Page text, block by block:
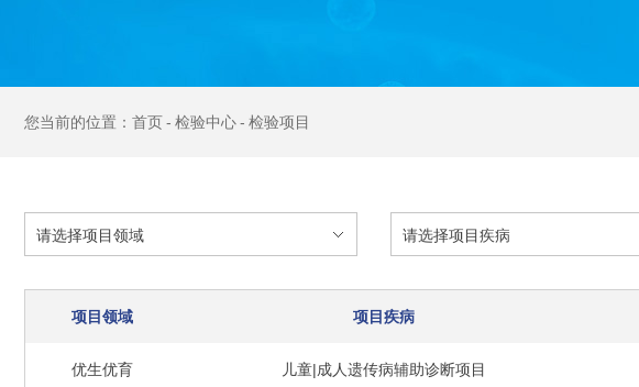
首页 检验中心 检验项目
项目领域 项目疾病
优生优育 儿童|成人遗传病辅助诊断项目